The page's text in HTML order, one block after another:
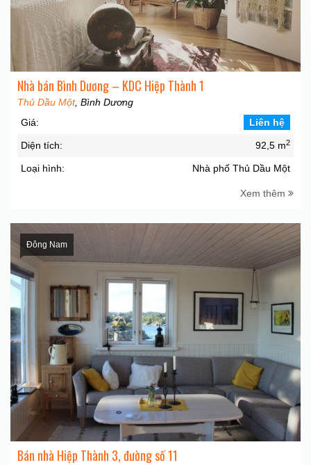
Nhà bán Bình Dương – KDC Hiệp Thành 1
Thủ Dầu Một, Bình Dương
Giá:
Liên hệ
Diện tích: 92,5 m2
Loại hình: Nhà phố Thủ Dầu Một
Xem thêm
Đông Nam
Bán nhà Hiệp Thành 3, đường số 11